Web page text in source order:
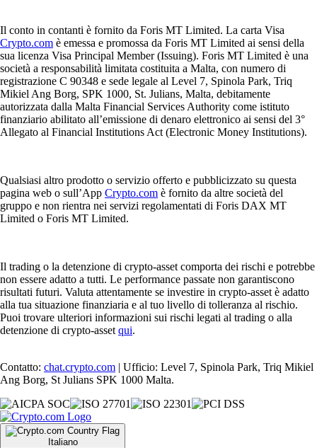
Il conto in contanti è fornito da Foris MT Limited. La carta Visa
Crypto.com è emessa e promossa da Foris MT Limited ai sensi della
sua licenza Visa Principal Member (Issuing). Foris MT Limited è una
società a responsabilità limitata costituita a Malta, con numero di
registrazione C 90348 e sede legale al Level 7, Spinola Park, Triq
Mikiel Ang Borg, SPK 1000, St. Julians, Malta, debitamente
autorizzata dalla Malta Financial Services Authority come istituto
finanziario abilitato all’emissione di denaro elettronico ai sensi del 3°
Allegato al Financial Institutions Act (Electronic Money Institutions).
Qualsiasi altro prodotto o servizio offerto e pubblicizzato su questa
pagina web o sull’App Crypto.com è fornito da altre società del
gruppo e non rientra nei servizi regolamentati di Foris DAX MT
Limited o Foris MT Limited.
Il trading o la detenzione di crypto-asset comporta dei rischi e potrebbe
non essere adatto a tutti. Le performance passate non garantiscono
risultati futuri. Valuta attentamente se investire in crypto-asset è adatto
alla tua situazione finanziaria e al tuo livello di tolleranza al rischio.
Puoi trovare ulteriori informazioni sui rischi legati al trading o alla
detenzione di crypto-asset qui.
Contatto: chat.crypto.com | Ufficio: Level 7, Spinola Park, Triq Mikiel
Ang Borg, St Julians SPK 1000 Malta.
Italiano